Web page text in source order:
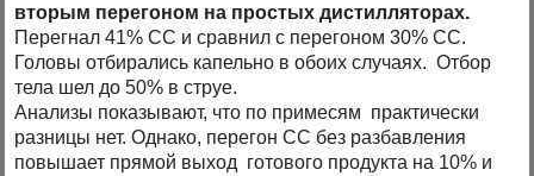
вторым перегоном на простых дистилляторах.
Перегнал 41% СС и сравнил с перегоном 30% СС.
Головы отбирались капельно в обоих случаях. Отбор
тела шел до 50% в струе.
Анализы показывают, что по примесям практически
разницы нет. Однако, перегон СС без разбавления
повышает прямой выход готового продукта на 10% и